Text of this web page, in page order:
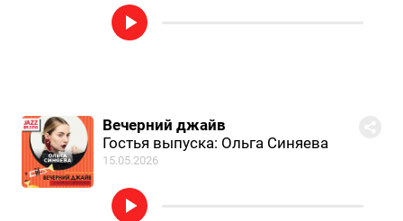
Вечерний джайв
Гостья выпуска: Ольга Синяева
15.05.2026